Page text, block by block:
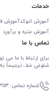
خدمات
آموزش اتوکدآموزش 3Ds Max
آموزش متره و برآورد
تماس با ما
برای ارتباط با ما می
شلوغی خط، ترجیحاً
شماره تماس: 09057053113